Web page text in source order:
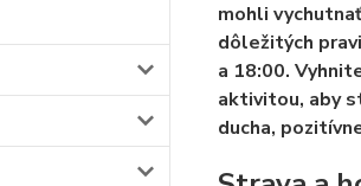
mohli
dôležitých
a 18:00.
aktivitou, aby
ducha,